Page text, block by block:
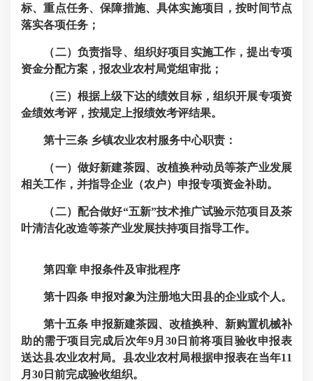
标、重点任务、保障措施、具体实施项目，按时间节点
落实各项任务；
（二）负责指导、组织好项目实施工作，提出专项
资金分配方案，报农业农村局党组审批；
（三）根据上级下达的绩效目标，组织开展专项资
金绩效考评，按规定上报绩效考评结果。
第十三条 乡镇农业农村服务中心职责：
（一）做好新建茶园、改植换种动员等茶产业发展
相关工作，并指导企业（农户）申报专项资金补助。
（二）配合做好“五新”技术推广试验示范项目及茶
叶清洁化改造等茶产业发展扶持项目指导工作。
第四章 申报条件及审批程序
第十四条 申报对象为注册地大田县的企业或个人。
第十五条 申报新建茶园、改植换种、新购置机械补
助的需于项目完成后次年9月30日前将项目验收申报表
送达县农业农村局。县农业农村局根据申报表在当年11
月30日前完成验收组织。